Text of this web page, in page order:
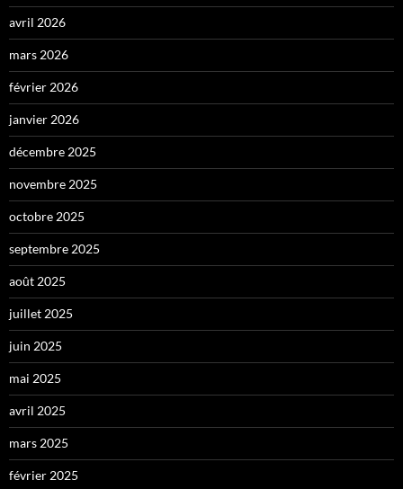
avril 2026
mars 2026
février 2026
janvier 2026
décembre 2025
novembre 2025
octobre 2025
septembre 2025
août 2025
juillet 2025
juin 2025
mai 2025
avril 2025
mars 2025
février 2025